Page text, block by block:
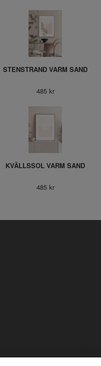
STENSTRAND VARM SAND
485 kr
KVÄLLSSOL VARM SAND
485 kr